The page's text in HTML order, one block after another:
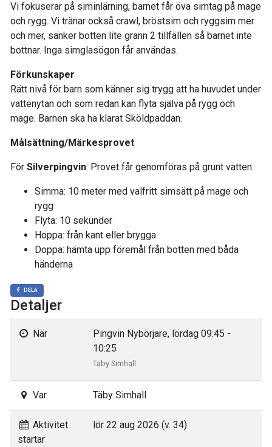
Vi fokuserar på siminlärning, barnet får öva simtag på mage
och rygg. Vi tränar också crawl, bröstsim och ryggsim mer
och mer, sänker botten lite grann 2 tillfällen så barnet inte
bottnar. Inga simglasögon får användas.
Förkunskaper
Rätt nivå för barn som känner sig trygg att ha huvudet under
vattenytan och som redan kan flyta själva på rygg och
mage. Barnen ska ha klarat Sköldpaddan.
Målsättning/Märkesprovet
För Silverpingvin: Provet får genomföras på grunt vatten.
Simma: 10 meter med valfritt simsätt på mage och
rygg
Flyta: 10 sekunder
Hoppa: från kant eller brygga
Doppa: hämta upp föremål från botten med båda
händerna
DELA
Detaljer
När
Pingvin Nybörjare, lördag 09:45 -
10:25
Täby Simhall
Var Täby Simhall
Aktivitet
startar
lör 22 aug 2026 (v. 34)